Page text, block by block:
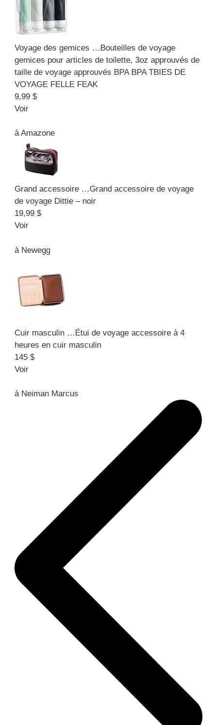
Voyage des gemices …Bouteilles de voyage
gemices pour articles de toilette, 3oz approuvés de
taille de voyage approuvés BPA BPA TBIES DE
VOYAGE FELLE FEAK
9,99 $
Voir
àAmazone
Grand accessoire …Grand accessoire de voyage
de voyage Dittie – noir
19,99 $
Voir
à Newegg
Cuir masculin …Étui de voyage accessoire à 4
heures en cuir masculin
145 $
Voir
à Neiman Marcus